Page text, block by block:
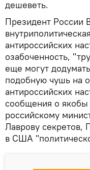
дешеветь.
Президент России
антироссийских
озабоченность,
еще могут
подобную чушь на
антироссийских
сообщения о
российскому
Лаврову секретов,
в США